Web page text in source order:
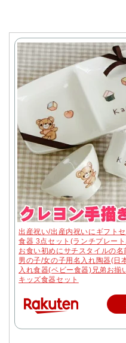
出産祝い/出産内祝いにギフト
食器 3点セット(ランチプレー
お食い初めにサチスタイルの
男の子/女の子用名入れ陶器(日
入れ食器(ベビー食器)兄弟お揃
キッズ食器セット